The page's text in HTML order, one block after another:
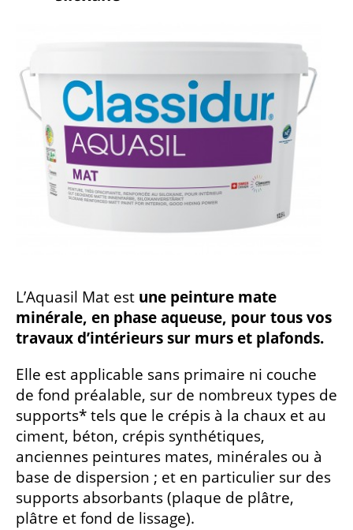
L’Aquasil Mat est une peinture mate
minérale, en phase aqueuse, pour tous vos
travaux d’intérieurs sur murs et plafonds.
Elle est applicable sans primaire ni couche
de fond préalable, sur de nombreux types de
supports* tels que le crépis à la chaux et au
ciment, béton, crépis synthétiques,
anciennes peintures mates, minérales ou à
base de dispersion ; et en particulier sur des
supports absorbants (plaque de plâtre,
plâtre et fond de lissage).